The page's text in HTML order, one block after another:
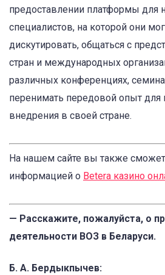
предоставлении платформы для
специалистов, на которой они
дискутировать, общаться с
стран и международных
различных конференциях,
перенимать передовой опыт
внедрения в своей стране.
На нашем сайте вы также
информацией о Betera казино
— Расскажите, пожалуйста, о
деятельности ВОЗ в Беларуси.
Б. А. Бердыкпычев: